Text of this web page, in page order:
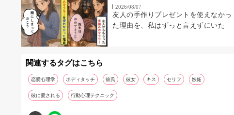
2026/08/07
友人の手作りプレゼントを使えなかっ
た理由を、私はずっと言えずにいた
関連するタグはこちら
恋愛心理学 ボディタッチ 彼氏 彼女 キス セリフ 嫉妬
彼に愛される 行動心理テクニック